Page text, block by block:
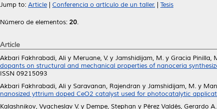
Jump to: Article Conferencia o artículo de un taller. Tesis
Número de elementos: 20.
Article
Akbari Fakhrabadi, Ali y Meruane, V. y Jamshidijam, M. y Gracia Pinilla,
dopants on structural and mechanical properties of nanoceria
ISSN 09215093
Akbari Fakhrabadi, Ali y Saravanan, Rajendran y Jamshidijam, M. y
nanosized yttrium doped CeO2 catalyst used for photocatalytic
Kalashnikov, Vyacheslav V. y Dempe, Stephan y Pérez Valdés, Gerardo A.